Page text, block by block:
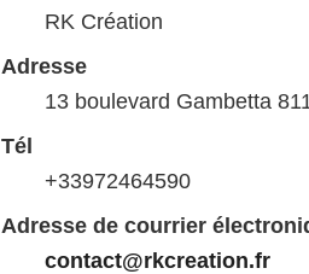
RK Création
Adresse
13 boulevard Gambetta
Tél
+33972464590
Adresse de courrier
contact@rkcreation.fr